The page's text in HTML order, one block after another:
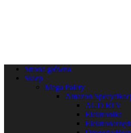
Strona główna
Sklep
Mega Palety
Amazon
AGD RTV
Elektronika